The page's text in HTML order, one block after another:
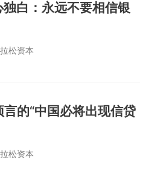
白：永远不要相信银
松资本
的“中国必将出现信贷
松资本